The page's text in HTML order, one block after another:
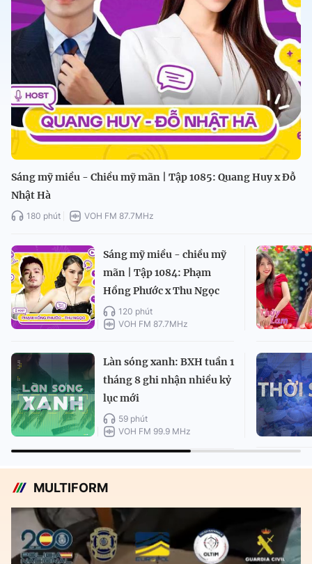
Sáng mỹ miều - Chiều mỹ mãn | Tập 1085: Quang Huy x Đỗ
Nhật Hà
180 phút VOH FM 87.7MHz
Sáng mỹ miều - chiều mỹ
mãn | Tập 1084: Phạm
Hồng Phước x Thu Ngọc
120 phút
VOH FM 87.7MHz
Làn sóng xanh: BXH tuần 1
tháng 8 ghi nhận nhiều kỷ
lục mới
59 phút
VOH FM 99.9 MHz
MULTIFORM